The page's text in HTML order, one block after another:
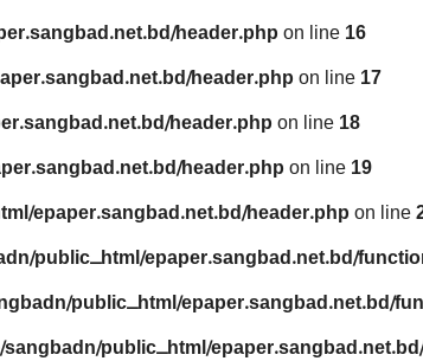
header.php on line 16
header.php on line 17
header.php on line 18
header.php on line 19
epaper.sangbad.net.bd/header.php on line
public_html/epaper.sangbad.net.bd/
public_html/epaper.sangbad.net.bd/
sangbadn/public_html/